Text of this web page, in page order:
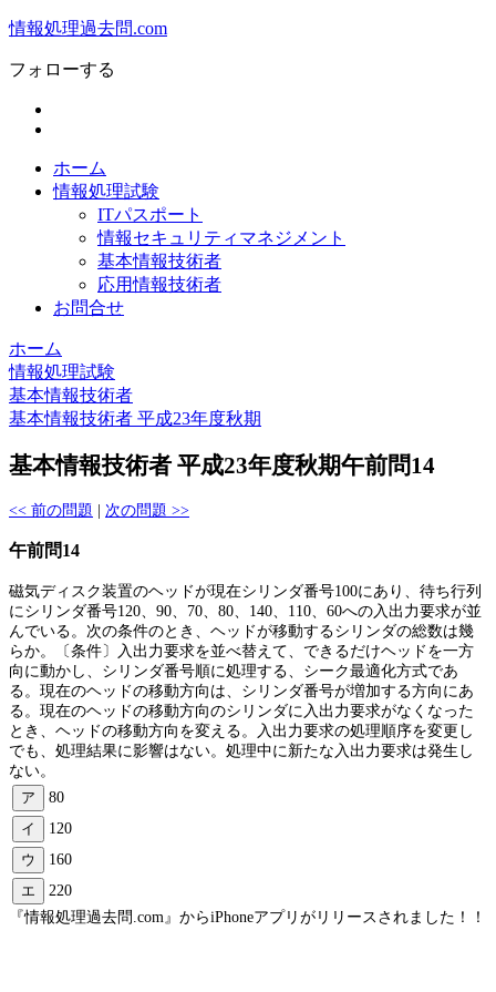
情報処理過去問.com
フォローする
ホーム
情報処理試験
ITパスポート
情報セキュリティマネジメント
基本情報技術者
応用情報技術者
お問合せ
ホーム
情報処理試験
基本情報技術者
基本情報技術者 平成23年度秋期
基本情報技術者 平成23年度秋期午前問14
<< 前の問題 次の問題 >>
午前問14
磁気ディスク装置のヘッドが現在シリンダ番号100にあり、待ち行列
にシリンダ番号120、90、70、80、140、110、60への入出力要求が並
んでいる。次の条件のとき、ヘッドが移動するシリンダの総数は幾
らか。〔条件〕入出力要求を並べ替えて、できるだけヘッドを一方
向に動かし、シリンダ番号順に処理する、シーク最適化方式であ
る。現在のヘッドの移動方向は、シリンダ番号が増加する方向にあ
る。現在のヘッドの移動方向のシリンダに入出力要求がなくなった
とき、ヘッドの移動方向を変える。入出力要求の処理順序を変更し
でも、処理結果に影響はない。処理中に新たな入出力要求は発生し
ない。
ア
80
イ
120
ウ
160
エ
220
『情報処理過去問.com』からiPhoneアプリがリリースされました！！